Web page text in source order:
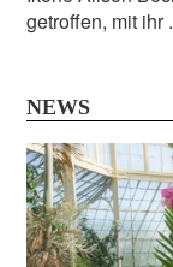
getroffen, mit ihr
NEWS